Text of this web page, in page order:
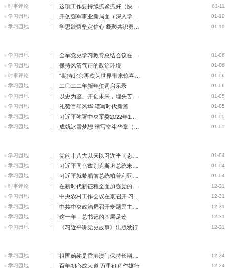
01-11
时事评论 |
01-10
学习园地 |
01-10
学习园地 |
01-06
学习园地 |
01-06
学习园地 | 保持风清气正的政治环境
01-06
时事评论 |
01-06
学习园地 | 二〇二二年新年贺词启示录
01-05
学习园地 |
01-05
学习园地 | 礼赞百年风华 谱写时代新篇
01-05
学习园地 |
01-05
学习园地 |
01-04
学习园地 |
01-04
学习园地 |
01-04
学习园地 |
12-31
时事评论 |
12-31
学习园地 |
12-31
学习园地 |
12-31
学习园地 | 这一年，总书记的基层足迹
12-31
学习园地 | 《习近平讲党史故事》出版发行
12-24
学习园地 |
12-24
学习园地 | 百年初心成大道 万里征程作雄行